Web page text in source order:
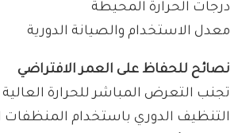
درجات الحرارة المحيطة
معدل الاستخدام والصيانة الدورية
نصائح للحفاظ على العمر الافتراضي
تجنب التعرض المباشر للحرارة العالية
التنظيف الدوري باستخدام المنظفات